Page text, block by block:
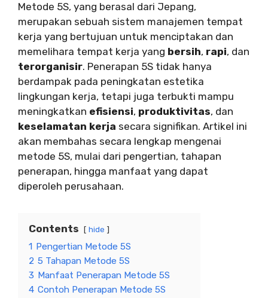
Metode 5S, yang berasal dari Jepang,
merupakan sebuah sistem manajemen tempat
kerja yang bertujuan untuk menciptakan dan
memelihara tempat kerja yang bersih, rapi, dan
terorganisir. Penerapan 5S tidak hanya
berdampak pada peningkatan estetika
lingkungan kerja, tetapi juga terbukti mampu
meningkatkan efisiensi, produktivitas, dan
keselamatan kerja secara signifikan. Artikel ini
akan membahas secara lengkap mengenai
metode 5S, mulai dari pengertian, tahapan
penerapan, hingga manfaat yang dapat
diperoleh perusahaan.
Contents hide
1 Pengertian Metode 5S
2 5 Tahapan Metode 5S
3 Manfaat Penerapan Metode 5S
4 Contoh Penerapan Metode 5S